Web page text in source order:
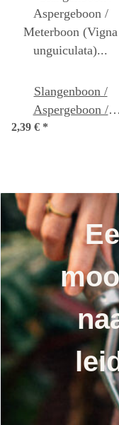
Slangenboon /
Aspergeboon /
Meterboon (Vigna
2,39 € *